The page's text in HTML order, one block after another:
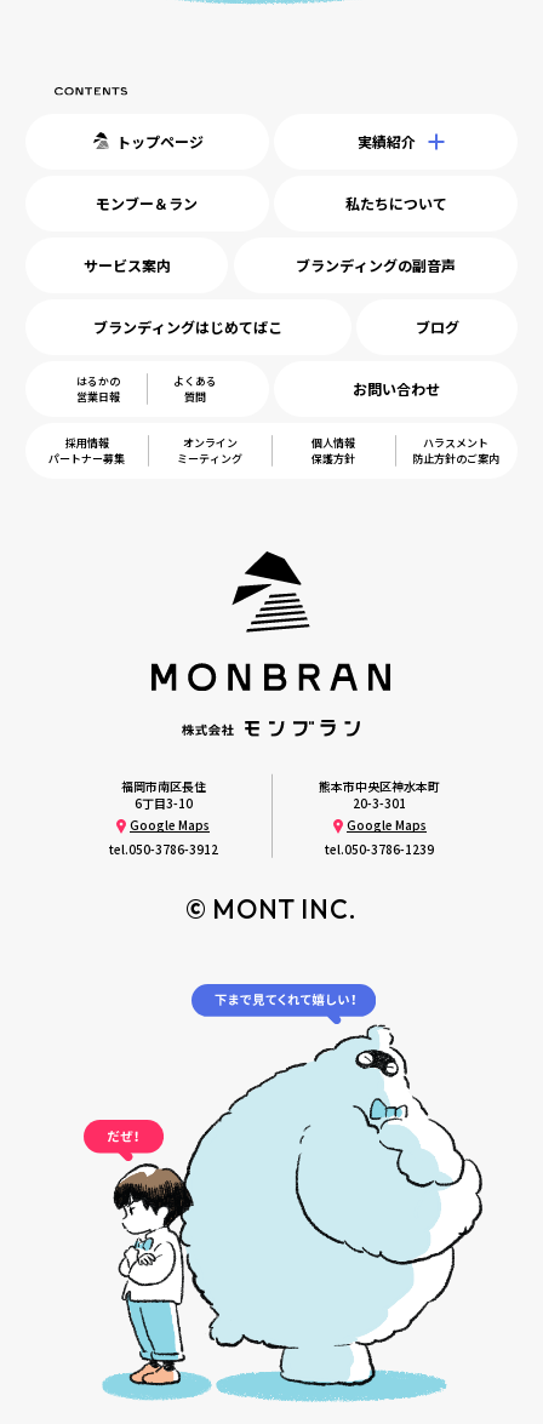
トップページ 実績紹介
モンブー＆ラン 私たちについて
サービス案内 ブランディングの副音声
ブランディングはじめてばこ ブログ
はるかの
営業日報
よくある
質問
お問い合わせ
採用情報
パートナー募集
オンライン
ミーティング
個人情報
保護方針
ハラスメント
防止方針のご案内
福岡市南区長住
6丁目3-10
Google Maps
tel.050-3786-3912
熊本市中央区神水本町
20-3-301
Google Maps
tel.050-3786-1239
© MONT INC.